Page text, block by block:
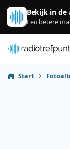
Spring naar bijdragen
Bekijk in de
Een betere
Start